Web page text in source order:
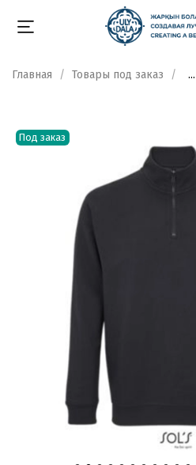
Главная Товары под заказ ...
Под заказ